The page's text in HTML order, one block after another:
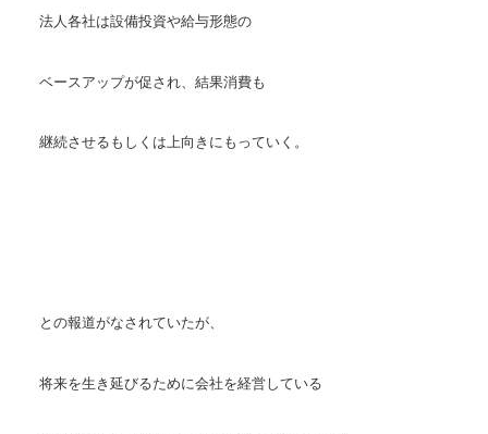
法人各社は設備投資や給与形態の
ベースアップが促され、結果消費も
継続させるもしくは上向きにもっていく。
との報道がなされていたが、
将来を生き延びるために会社を経営している